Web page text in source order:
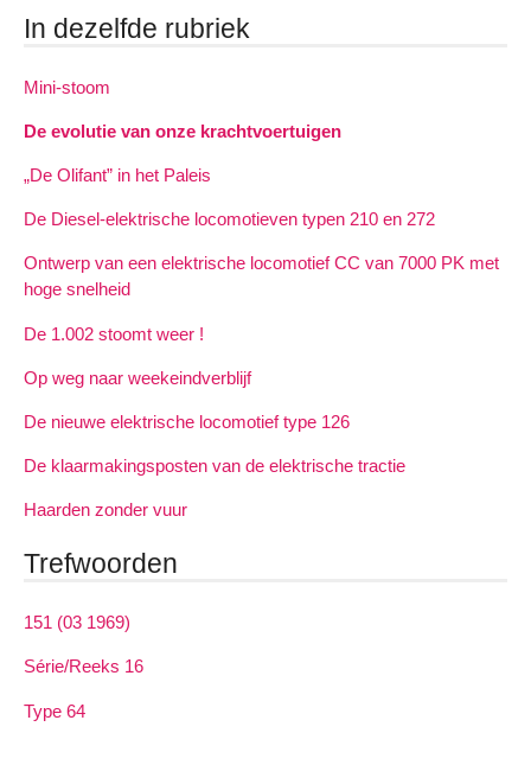
In dezelfde rubriek
Mini-stoom
De evolutie van onze krachtvoertuigen
„De Olifant” in het Paleis
De Diesel-elektrische locomotieven typen 210 en 272
Ontwerp van een elektrische locomotief CC van 7000 PK met
hoge snelheid
De 1.002 stoomt weer !
Op weg naar weekeindverblijf
De nieuwe elektrische locomotief type 126
De klaarmakingsposten van de elektrische tractie
Haarden zonder vuur
Trefwoorden
151 (03 1969)
Série/Reeks 16
Type 64